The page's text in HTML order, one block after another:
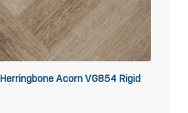
Acorn VG854 Rigid